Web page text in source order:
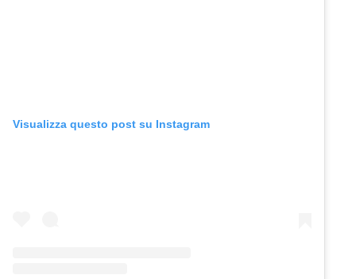
Visualizza questo post su Instagram